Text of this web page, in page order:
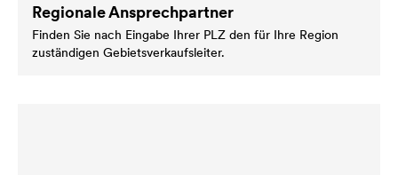
Regionale Ansprechpartner
Finden Sie nach Eingabe Ihrer PLZ den für Ihre Region
zuständigen Gebietsverkaufsleiter.